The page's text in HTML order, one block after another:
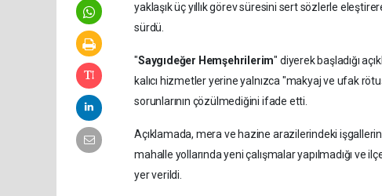
yaklaşık üç yıllık görev süresini sert sözlerle
sürdü.
"Saygıdeğer Hemşehrilerim" diyerek başladığı
kalıcı hizmetler yerine yalnızca "makyaj ve ufak
sorunlarının çözülmediğini ifade etti.
Açıklamada, mera ve hazine arazilerindeki işgallerin
mahalle yollarında yeni çalışmalar yapılmadığı ve
yer verildi.